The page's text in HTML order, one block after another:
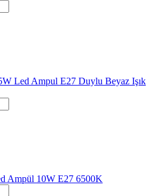
Led Ampul E27 Duylu Beyaz Işık
Ampül 10W E27 6500K